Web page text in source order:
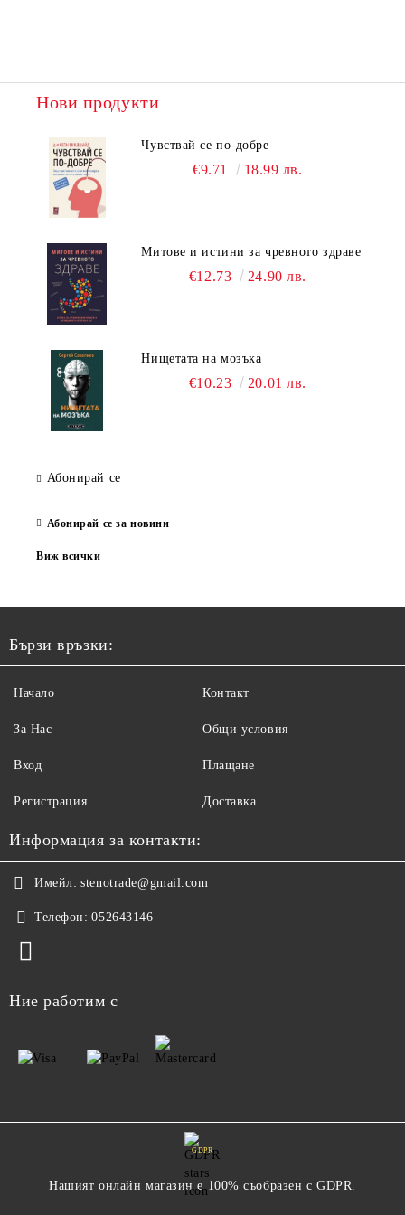
Нови продукти
Чувствай се по-добре
€9.71 18.99 лв.
Митове и истини за чревното здраве
€12.73 24.90 лв.
Нищетата на мозъка
€10.23 20.01 лв.
Абонирай се
Абонирай се за новини
Виж всички
Бързи връзки:
Начало
За Нас
Вход
Регистрация
Контакт
Общи условия
Плащане
Доставка
Информация за контакти:
Имейл: stenotrade@gmail.com
Телефон: 052643146
Ние работим с
GDPR
Нашият онлайн магазин е 100% съобразен с GDPR.